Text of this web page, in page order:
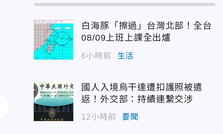
白海豚「擦過」台灣北部！全台
08/09上班上課全出爐
6小時前 生活
國人入境烏干達遭扣護照被遣
返！外交部：持續連繫交涉
12小時前 要聞